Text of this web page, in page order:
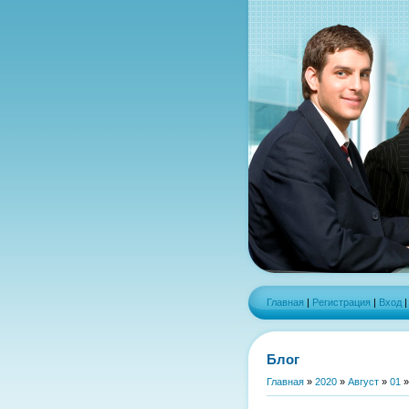
Главная | Регистрация | Вход |
Блог
Главная » 2020 » Август » 01 »